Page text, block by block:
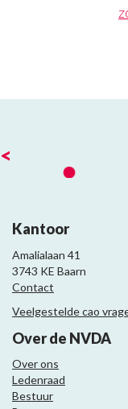
<
Kantoor
Amalialaan 41
3743 KE Baarn
Contact
Veelgestelde cao
Over de NVDA
Over ons
Ledenraad
Bestuur